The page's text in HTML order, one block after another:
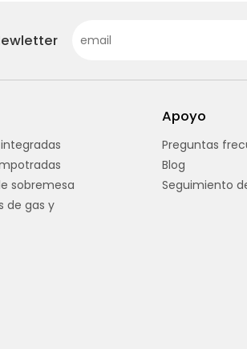
sobremesa
de gas y
Apoyo
Preguntas
Blog
Seguimiento